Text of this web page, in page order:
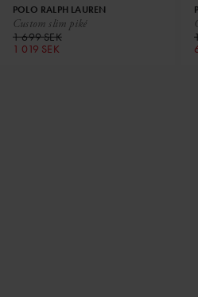
Custom slim piké
POLO RALPH LAUREN
1 699 SEK
1 019 SEK